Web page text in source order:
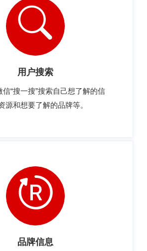
用户搜索
信“搜一搜”搜索自己想了解的信
源和想要了解的品牌等。
品牌信息